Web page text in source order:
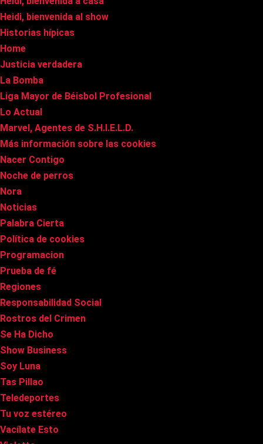
Heidi, bienvenida al show
Historias hípicas
Home
Justicia verdadera
La Bomba
Liga Mayor de Béisbol Profesional
Lo Actual
Marvel, Agentes de S.H.I.E.L.D.
Más información sobre las cookies
Nacer Contigo
Noche de perros
Nora
Noticias
Palabra Cierta
Política de cookies
Programacion
Prueba de fé
Regiones
Responsabilidad Social
Rostros del Crimen
Se Ha Dicho
Show Business
Soy Luna
Tas Pillao
Teledeportes
Tu voz estéreo
Vacílate Esto